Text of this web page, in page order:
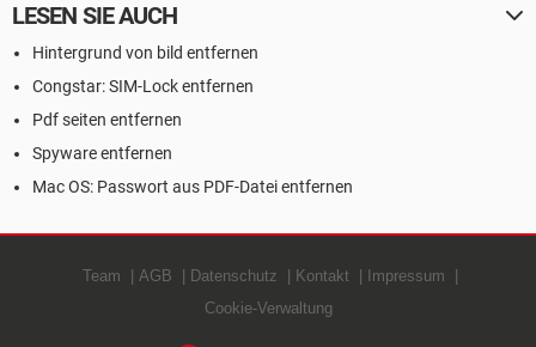
LESEN SIE AUCH
Hintergrund von bild entfernen
Congstar: SIM-Lock entfernen
Pdf seiten entfernen
Spyware entfernen
Mac OS: Passwort aus PDF-Datei entfernen
Team AGB Datenschutz Kontakt
Impressum
Cookie-Verwaltung